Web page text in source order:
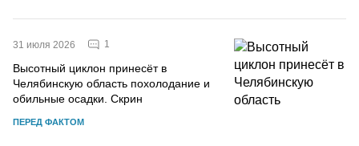
31 июля 2026 1
Высотный циклон принесёт в
Челябинскую область похолодание и
обильные осадки. Скрин
ПЕРЕД ФАКТОМ